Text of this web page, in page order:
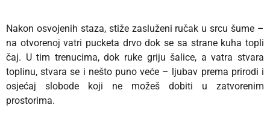
Nakon osvojenih staza, stiže zasluženi ručak u srcu šume –
na otvorenoj vatri pucketa drvo dok se sa strane kuha topli
čaj. U tim trenucima, dok ruke griju šalice, a vatra stvara
toplinu, stvara se i nešto puno veće – ljubav prema prirodi i
osjećaj slobode koji ne možeš dobiti u zatvorenim
prostorima.